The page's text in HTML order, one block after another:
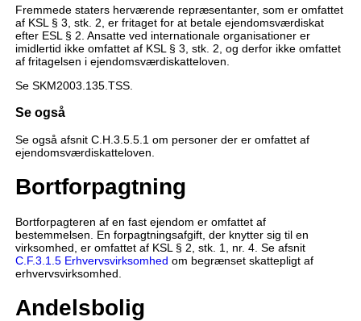
Fremmede staters herværende repræsentanter, som er omfattet
af KSL § 3, stk. 2, er fritaget for at betale ejendomsværdiskat
efter ESL § 2. Ansatte ved internationale organisationer er
imidlertid ikke omfattet af KSL § 3, stk. 2, og derfor ikke omfattet
af fritagelsen i ejendomsværdiskatteloven.
Se SKM2003.135.TSS.
Se også
Se også afsnit C.H.3.5.5.1 om personer der er omfattet af
ejendomsværdiskatteloven.
Bortforpagtning
Bortforpagteren af en fast ejendom er omfattet af
bestemmelsen. En forpagtningsafgift, der knytter sig til en
virksomhed, er omfattet af KSL § 2, stk. 1, nr. 4. Se afsnit
C.F.3.1.5 Erhvervsvirksomhed om begrænset skattepligt af
erhvervsvirksomhed.
Andelsbolig